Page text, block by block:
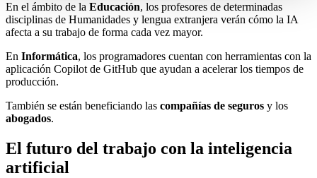
En el ámbito de la Educación, los profesores de determinadas
disciplinas de Humanidades y lengua extranjera verán cómo la IA
afecta a su trabajo de forma cada vez mayor.
En Informática, los programadores cuentan con herramientas con la
aplicación Copilot de GitHub que ayudan a acelerar los tiempos de
producción.
También se están beneficiando las compañías de seguros y los
abogados.
El futuro del trabajo con la inteligencia
artificial